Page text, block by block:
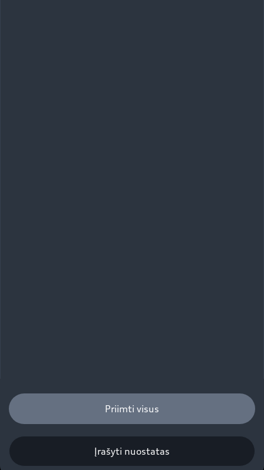
Q8 SUV
Priimti visus
Įrašyti nuostatas